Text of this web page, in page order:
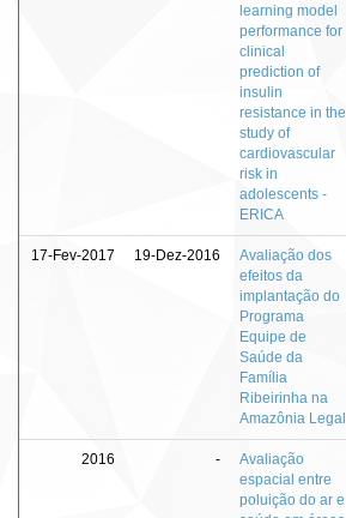
learning model
performance for
clinical
prediction of
insulin
resistance in the
study of
cardiovascular
risk in
adolescents -
ERICA
17-Fev-2017 19-Dez-2016
Avaliação dos
efeitos da
implantação do
Programa
Equipe de
Saúde da
Família
Ribeirinha na
Amazônia Legal
2016 -
Avaliação
espacial entre
poluição do ar e